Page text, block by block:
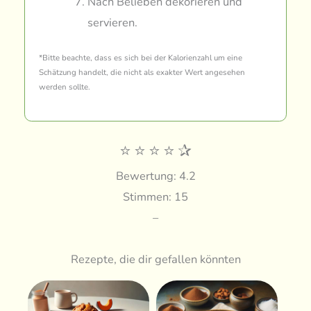
servieren.
*Bitte beachte, dass es sich bei der Kalorienzahl um eine
Schätzung handelt, die nicht als exakter Wert angesehen
werden sollte.
⭐ ⭐ ⭐ ⭐ ✰
Bewertung: 4.2
Stimmen: 15
–
Rezepte, die dir gefallen könnten